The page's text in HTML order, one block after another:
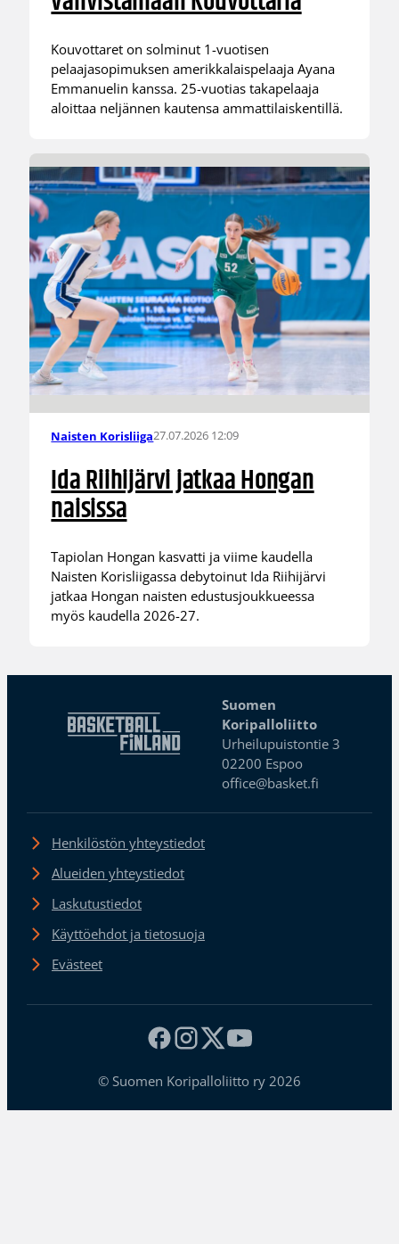
Kouvottaret on solminut 1-vuotisen
pelaajasopimuksen amerikkalaispelaaja Ayana
Emmanuelin kanssa. 25-vuotias takapelaaja
aloittaa neljännen kautensa ammattilaiskentillä.
Naisten Korisliiga27.07.2026 12:09
Ida Riihijärvi jatkaa Hongan
naisissa
Tapiolan Hongan kasvatti ja viime kaudella
Naisten Korisliigassa debytoinut Ida Riihijärvi
jatkaa Hongan naisten edustusjoukkueessa
myös kaudella 2026-27.
Suomen
Koripalloliitto
Urheilupuistontie 3
02200 Espoo
office@basket.fi
Henkilöstön yhteystiedot
Alueiden yhteystiedot
Laskutustiedot
Käyttöehdot ja tietosuoja
Evästeet
© Suomen Koripalloliitto ry 2026